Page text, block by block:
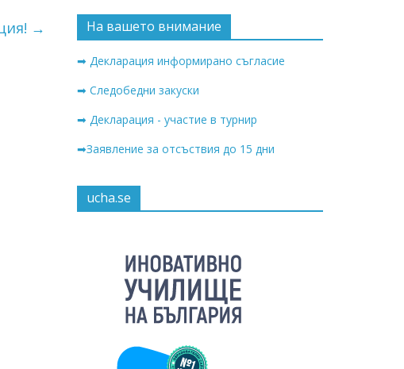
→ На вашето внимание
➡ Декларация информирано съгласие
➡ Следобедни закуски
➡ Декларация - участие в турнир
➡Заявление за отсъствия до 15 дни
ucha.se